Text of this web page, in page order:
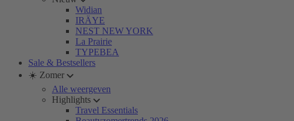
Widian
IRÄYE
NEST NEW YORK
La Prairie
TYPEBEA
Sale & Bestsellers
☀️ Zomer
Alle weergeven
Highlights
Travel Essentials